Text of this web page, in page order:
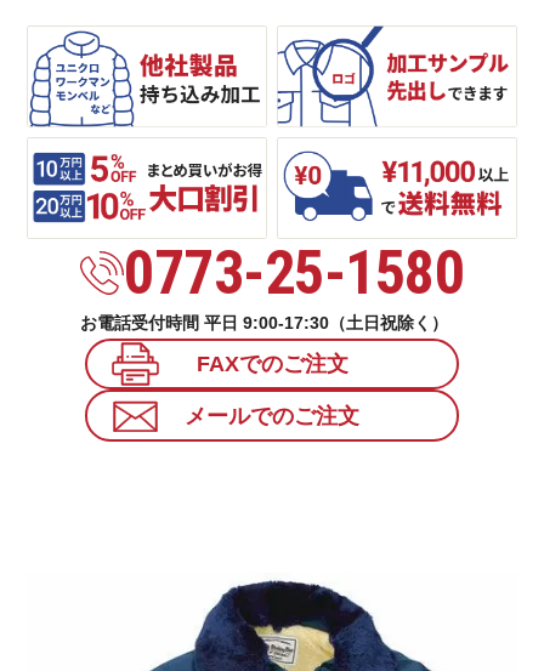
0773-25-1580
お電話受付時間 平日 9:00-17:30（土日祝除く）
FAXでのご注文
メールでのご注文